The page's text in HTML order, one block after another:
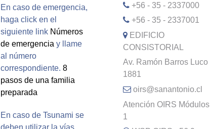
En caso de emergencia,
haga click en el
siguiente link Números
de emergencia y llame
al número
correspondiente. 8
pasos de una familia
preparada
En caso de Tsunami se
deben utilizar la vías
+56 - 35 - 2337000
+56 - 35 - 2337001
EDIFICIO
CONSISTORIAL
Av. Ramón Barros Luco
1881
oirs@sanantonio.cl
Atención OIRS Módulos
1